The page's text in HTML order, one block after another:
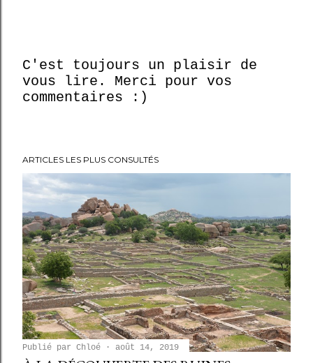
E
n
i
s
t
r
e
r
u
n
c
o
m
m
e
C'est toujours un plaisir de
vous lire. Merci pour vos
commentaires :)
ARTICLES LES PLUS CONSULTÉS
Publié par Chloé août 14, 2019